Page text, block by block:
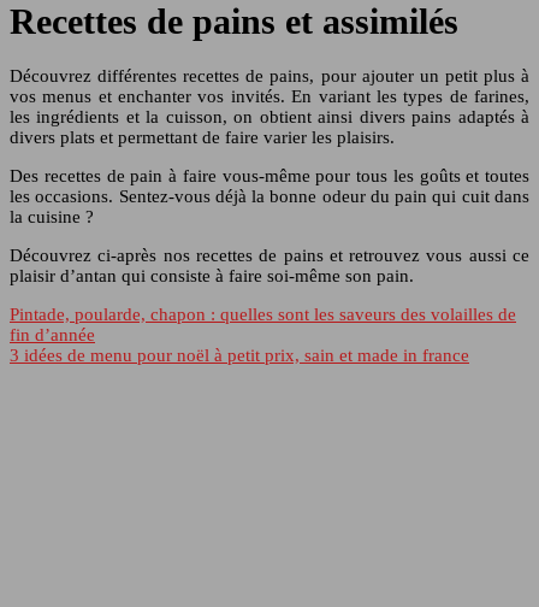
Recettes de pains et assimilés
Découvrez différentes recettes de pains, pour ajouter un petit plus à
vos menus et enchanter vos invités. En variant les types de farines,
les ingrédients et la cuisson, on obtient ainsi divers pains adaptés à
divers plats et permettant de faire varier les plaisirs.
Des recettes de pain à faire vous-même pour tous les goûts et toutes
les occasions. Sentez-vous déjà la bonne odeur du pain qui cuit dans
la cuisine ?
Découvrez ci-après nos recettes de pains et retrouvez vous aussi ce
plaisir d’antan qui consiste à faire soi-même son pain.
Pintade, poularde, chapon : quelles sont les saveurs des volailles de
fin d’année
3 idées de menu pour noël à petit prix, sain et made in france